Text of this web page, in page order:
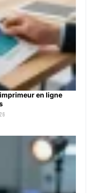
en ligne